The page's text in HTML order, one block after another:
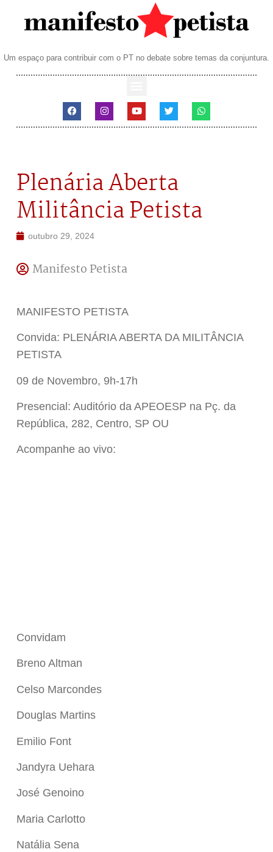
Um espaço para contribuir com o PT no debate sobre temas da conjuntura.
Plenária Aberta
Militância Petista
outubro 29, 2024
Manifesto Petista
MANIFESTO PETISTA
Convida: PLENÁRIA ABERTA DA MILITÂNCIA
PETISTA
09 de Novembro, 9h-17h
Presencial: Auditório da APEOESP na Pç. da
República, 282, Centro, SP OU
Acompanhe ao vivo:
Convidam
Breno Altman
Celso Marcondes
Douglas Martins
Emilio Font
Jandyra Uehara
José Genoino
Maria Carlotto
Natália Sena